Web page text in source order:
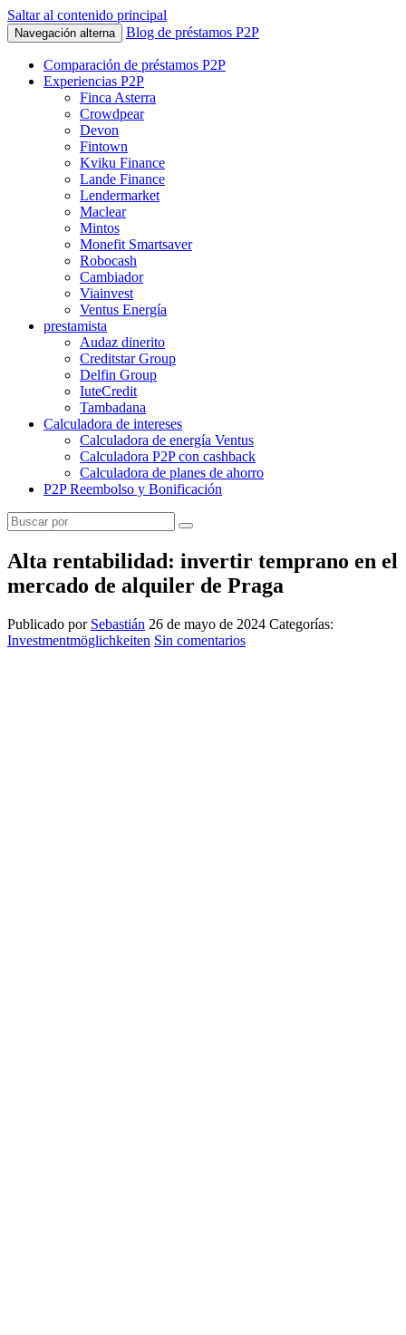
Saltar al contenido principal
Navegación alterna Blog de préstamos P2P
Comparación de préstamos P2P
Experiencias P2P
Finca Asterra
Crowdpear
Devon
Fintown
Kviku Finance
Lande Finance
Lendermarket
Maclear
Mintos
Monefit Smartsaver
Robocash
Cambiador
Viainvest
Ventus Energía
prestamista
Audaz dinerito
Creditstar Group
Delfin Group
IuteCredit
Tambadana
Calculadora de intereses
Calculadora de energía Ventus
Calculadora P2P con cashback
Calculadora de planes de ahorro
P2P Reembolso y Bonificación
Alta rentabilidad: invertir temprano en el
mercado de alquiler de Praga
Publicado por Sebastián 26 de mayo de 2024 Categorías:
Investmentmöglichkeiten Sin comentarios